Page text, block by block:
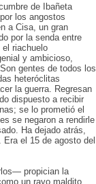
de Ibañeta
, por los angostos
a Cisa, un gran
por la senda entre
riachuelo
y ambicioso,
gentes de todos los
heteróclitas
la guerra. Regresan
dispuesto a recibir
se lo prometió el
se negaron a rendirle
Ha dejado atrás,
el 15 de agosto del
propician la
un rayo maldito